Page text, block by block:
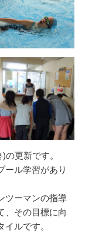
更新です。
ル学習があり
ツーマンの指導
、その目標に向
ルです。